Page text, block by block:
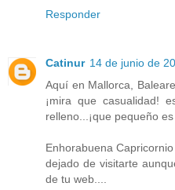
Responder
Catinur 14 de junio de
Aquí en Mallorca,
¡mira que casualidad!
relleno...¡que pequeño
Enhorabuena
dejado de visitarte
de tu web....